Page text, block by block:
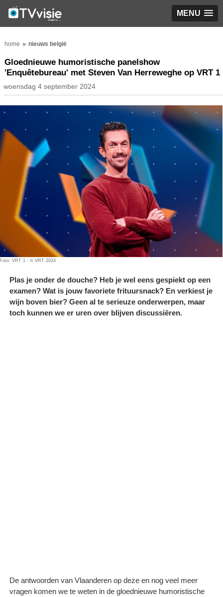
MENU
home nieuws belgië
Gloednieuwe humoristische panelshow
'Enquêtebureau' met Steven Van Herreweghe op VRT 1
woensdag 4 september 2024
Foto: VRT 1 - © VRT 2024
Plas je onder de douche? Heb je wel eens gespiekt op een
examen? Wat is jouw favoriete frituursnack? En verkiest je
wijn boven bier? Geen al te serieuze onderwerpen, maar
toch kunnen we er uren over blijven discussiëren.
De antwoorden van Vlaanderen op deze en nog veel meer
vragen komen we te weten in de gloednieuwe humoristische